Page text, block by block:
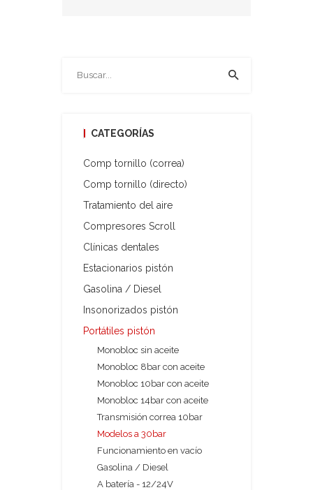
CATEGORÍAS
Comp tornillo (correa)
Comp tornillo (directo)
Tratamiento del aire
Compresores Scroll
Clínicas dentales
Estacionarios pistón
Gasolina / Diesel
Insonorizados pistón
Portátiles pistón
Monobloc sin aceite
Monobloc 8bar con aceite
Monobloc 10bar con aceite
Monobloc 14bar con aceite
Transmisión correa 10bar
Modelos a 30bar
Funcionamiento en vacío
Gasolina / Diesel
A batería - 12/24V